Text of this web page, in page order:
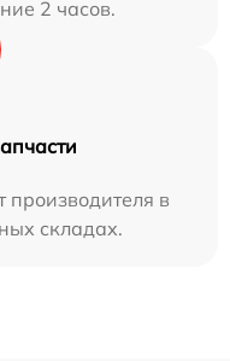
2 часов.
производителя в
складах.